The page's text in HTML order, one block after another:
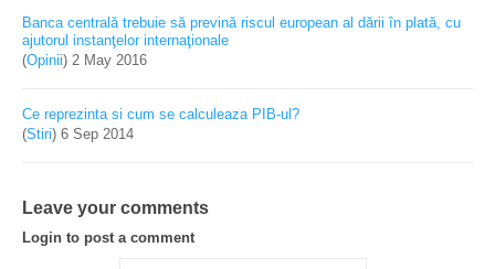
Banca centrală trebuie să prevină riscul european al dării în plată, cu
ajutorul instanţelor internaţionale
(Opinii) 2 May 2016
Ce reprezinta si cum se calculeaza PIB-ul?
(Stiri) 6 Sep 2014
Leave your comments
Login to post a comment